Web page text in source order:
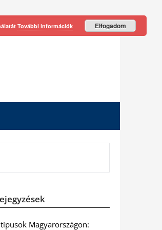
Magyarországon:
További információk Elfogadom